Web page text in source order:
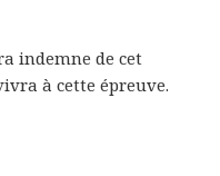
indemne de cet
à cette épreuve.